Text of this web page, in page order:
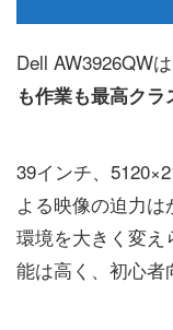
Dell AW3926QWは
も作業も最高ク
39インチ、
よる映像の迫力
環境を大きく変え
能は高く、初心者